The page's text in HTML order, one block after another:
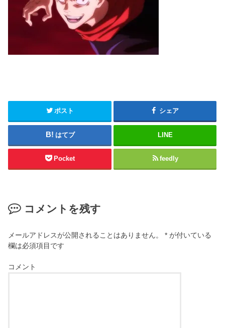
ポスト シェア
はてブ LINE
Pocket feedly
コメントを残す
メールアドレスが公開されることはありません。 * が付いている
欄は必須項目です
コメント